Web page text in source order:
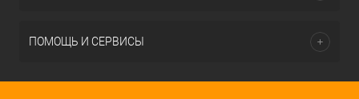
ПОМОЩЬ И СЕРВИСЫ